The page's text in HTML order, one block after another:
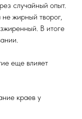
случайный опыт.
жирный творог,
В итоге
еще влияет
краев у